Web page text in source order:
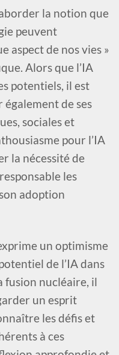
la notion que
peuvent
aspect de nos vies »
Alors que l’IA
potentiels, il est
de ses
sociales et
pour l’IA
la nécessité de
les
adoption
un optimisme
de l’IA dans
fusion nucléaire, il
un esprit
les défis et
à ces